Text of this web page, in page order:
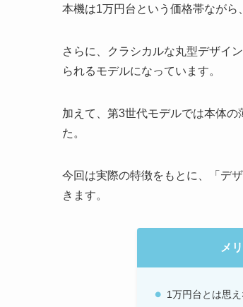
本機は1万円台という価格帯ながら
さらに、クラシカルな丸型デザイ
られるモデルになっています。
加えて、第3世代モデルでは本体
た。
今回は実際の特徴をもとに、「デ
きます。
メ
1万円台とは思